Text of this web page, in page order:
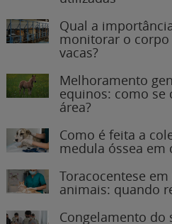
Qual a importância
monitorar o corpo
vacas?
Melhoramento
equinos: como se
área?
Como é feita a
medula óssea em
Toracocentese em
animais: quando
Congelamento do